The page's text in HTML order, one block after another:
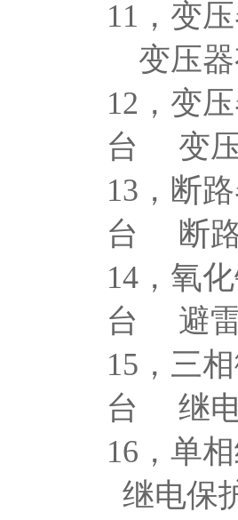
11，变
变压器
12，
台 变
13，
台 断
14，氧
台 避
15，
台 继电
16，
继电保